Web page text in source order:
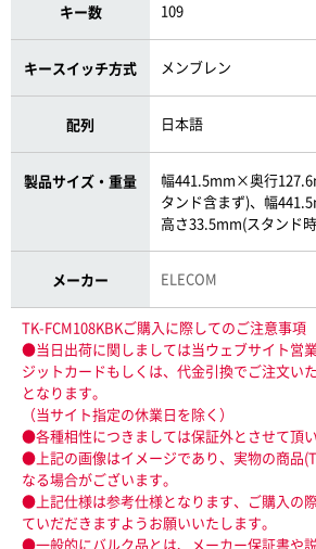
キー数 109
キースイッチ方式 メンブレン
配列 日本語
製品サイズ・重量
幅441.5mm×奥行
タンド含まず)、幅
高さ33.5mm(スタンド
メーカー ELECOM
TK-FCM108KBKご購入に際してのご注意事項
●当日出荷に関しましては当ウェブサイト営
ジットカードもしくは、代金引換でご注文い
となります。
（当サイト指定の休業日を除く）
●各種相性につきましては保証外とさせて頂い
●上記の画像はイメージであり、実物の商品
なる場合がございます。
●上記仕様は参考仕様となります、ご購入の
ていだだきますようお願いいたします。
●一般的にバルク品とは、メーカー保証書や